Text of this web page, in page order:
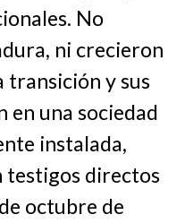
No
ni crecieron
transición y sus
en una sociedad
instalada,
testigos directos
octubre de